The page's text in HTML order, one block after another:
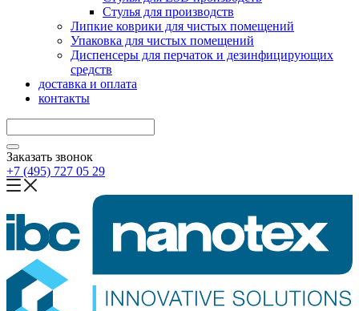
Стулья для производств
Липкие коврики для чистых помещений
Упаковка для чистых помещений
Диспенсеры для перчаток и дезинфицирующих
средств
доставка и оплата
контакты
Заказать звонок
+7 (495) 727 05 29